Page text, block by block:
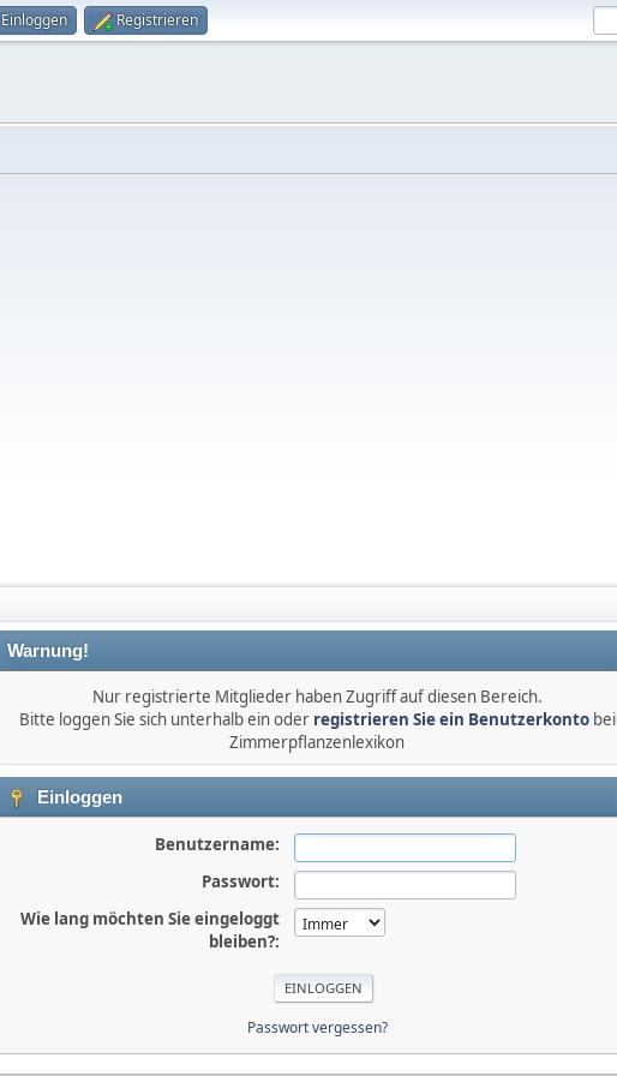
Einloggen Registrieren
Warnung!
Nur registrierte Mitglieder haben Zugriff auf diesen Bereich.
Bitte loggen Sie sich unterhalb ein oder registrieren Sie ein Benutzerkontobei
Zimmerpflanzenlexikon
Einloggen
Benutzername:
Passwort:
Wie lang möchten Sie eingeloggt
bleiben?:
Passwort vergessen?